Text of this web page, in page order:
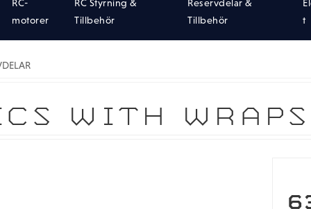
RC-
motorer
RC Styrning &
Tillbehör
Reservdelar &
Tillbehör
t
WITH